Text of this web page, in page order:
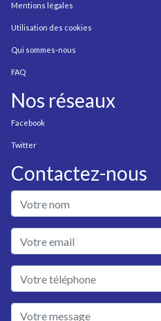
Mentions légales
Utilisation des cookies
Qui sommes-nous
FAQ
Nos réseaux
Facebook
Twitter
Contactez-nous